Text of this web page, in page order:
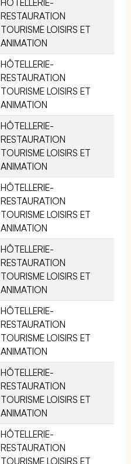
RESTAURATION
TOURISME LOISIRS ET
ANIMATION
HÔTELLERIE-
RESTAURATION
TOURISME LOISIRS ET
ANIMATION
HÔTELLERIE-
RESTAURATION
TOURISME LOISIRS ET
ANIMATION
HÔTELLERIE-
RESTAURATION
TOURISME LOISIRS ET
ANIMATION
HÔTELLERIE-
RESTAURATION
TOURISME LOISIRS ET
ANIMATION
HÔTELLERIE-
RESTAURATION
TOURISME LOISIRS ET
ANIMATION
HÔTELLERIE-
RESTAURATION
TOURISME LOISIRS ET
ANIMATION
HÔTELLERIE-
RESTAURATION
TOURISME LOISIRS ET